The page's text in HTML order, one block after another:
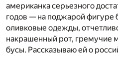
американка серьезного
годов — на поджарой фигуре
оливковые одежды,
накрашенный рот, гремучие
бусы. Рассказываю ей о